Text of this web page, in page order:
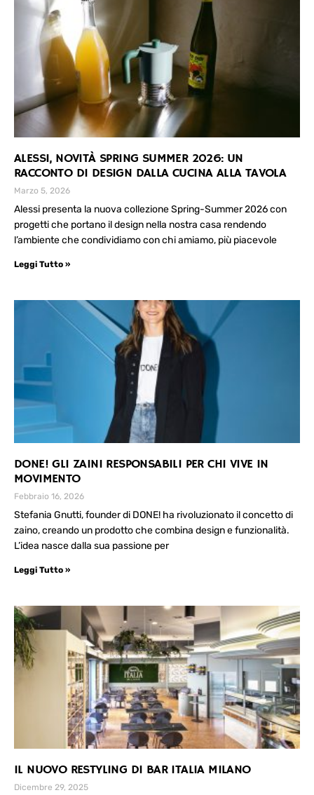
ALESSI, NOVITÀ SPRING SUMMER 2026: UN
RACCONTO DI DESIGN DALLA CUCINA ALLA TAVOLA
Marzo 5, 2026
Alessi presenta la nuova collezione Spring-Summer 2026 con
progetti che portano il design nella nostra casa rendendo
l’ambiente che condividiamo con chi amiamo, più piacevole
Leggi Tutto »
DONE! GLI ZAINI RESPONSABILI PER CHI VIVE IN
MOVIMENTO
Febbraio 16, 2026
Stefania Gnutti, founder di DONE! ha rivoluzionato il concetto di
zaino, creando un prodotto che combina design e funzionalità.
L’idea nasce dalla sua passione per
Leggi Tutto »
IL NUOVO RESTYLING DI BAR ITALIA MILANO
Dicembre 29, 2025